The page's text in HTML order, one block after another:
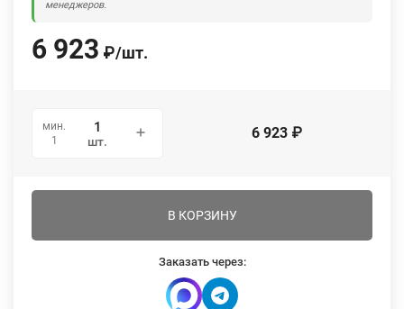
менеджеров.
6 923 ₽/шт.
мин.
1
шт. 6 923 ₽
В КОРЗИНУ
Заказать через: